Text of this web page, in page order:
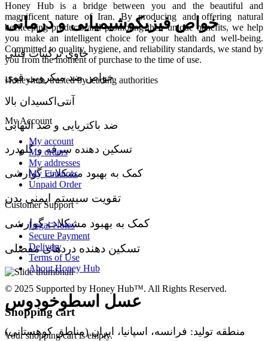
خواص فیزیکوشیمیایی و درمانی
حاوی ترکیبات فنلی
خواص ضد میکروبی قوی
آنتی‌اکسیدان بالا
ضد باکتریایی و ضد التهابی
تسکین دهنده سرفه و گلودرد
کمک به بهبود مشکلات گوارشی
تقویت سیستم ایمنی بدن
کمک به بهبود مشکلات گوارشی
تسکین دهنده دردهای مفصلی
عسل اسطوخودوس
منطقه تولید: فرانسه، اسپانیا، ایران (مناطق کوهستانی)
Honey Hub is a bridge between you and the beautiful and
magnificent nature of Iran. By producing and offering natural
beekeeping products and promoting their unique benefits, we help
you make an intelligent choice for your health and well-being.
Committed to quality, hygiene, and reliability standards, we stand by
you from the moment of purchase to the time of use.
Honeyhub, trusted by leading authorities
My Account
My account
My orders
My addresses
My Finances
Unpaid Order
Customer Support
Legal Notes
Secure Payment
Delivery
Terms of Use
About Honey Hub
© 2025 Supported by Honey Hub™. All Rights Reserved.
Shopping cart
Your shopping cart is empty.